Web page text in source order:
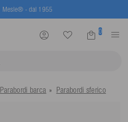
Mesle® - dal 1955
0
Parabordi barca Parabordi sferico